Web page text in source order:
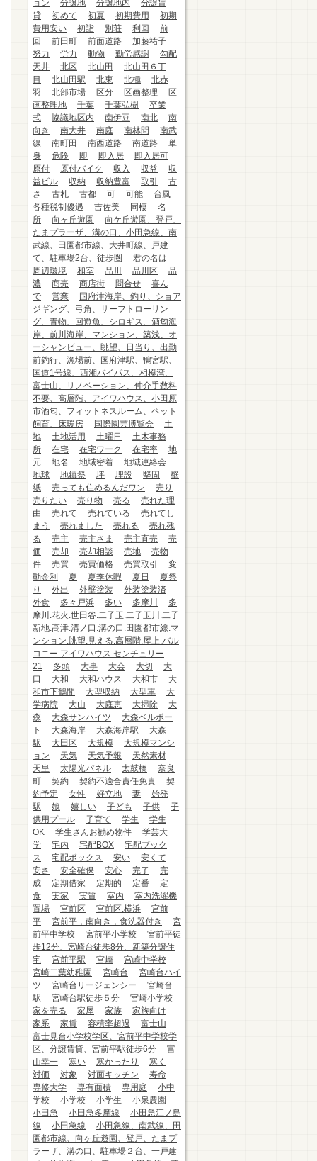
ョン
分譲地 分譲地内
分譲賃
貸
初めて 初夏 初期費用
初期
費用安い
初詣 別荘 利回
前
回
前田町 前面道路
加藤祐子
努力
労力 動物 勤労感謝
勾配
天井
北区 北山田
北山田６丁
目
北山田駅 北東 北極
北赤
羽
北部市場 区分 区画整理
区
画整理地
千葉 千葉弘樹
卒業
式
協議地区内 南伊豆 南北
南
向き
南大井 南庭 南林間
南武
線
南町田 南西道路 南道路
単
身
危険 即 即入居
即入居可
原付
原付バイク 収入 収益
収
益ビル
収納 収納豊富 取引
古
さ
古札 古都 可 可能
台風
各種税制優遇
吉佐美 同棲
名
所
向ヶ丘遊園
向ケ丘遊園、登戸、
たまプラーザ、溝の口、小田急線、南
武線、田園都市線、大井町線、戸建
て、駐車場2台、徒歩圏
君の名は
周辺環境
和室 品川 品川区
品
濃
商売 商店街 問合せ
喜ん
で
営業
国府津海岸、釣り、ショア
ジギング、弓角、サーフトローリン
グ、青物、回遊魚、シロギス、酒匂海
岸、前川海岸、マンション、築浅、オ
ーシャンビュー、眺望、日当り、出勤
前釣行、漁場前、国府津駅、鴨宮駅、
国道1号線、西湘バイパス、相模湾、
富士山、リノベーション、仲介手数料
不要、高層階、アイワハウス、小田原
市酒匂、フィットネスルーム、ペット
飼育、床暖房
国際園芸博覧会
土
地
土地活用 土曜日
土木事務
所
在宅 在宅ワーク 在宅率
地
元
地名 地域密着
地域連絡会
地球
地鎮祭 坪 埋設 堅固
壁
紙
売っても住めるんだワン
売り
売りたい
売り物 売る
売れた理
由
売れて 売れている
売れてし
まう
売れました 売れる
売れ残
る
売主 売主さま 売主直売
売
価
売却 売却相談 売地
売物
件
売買 売買価格 売買取引
変
動金利
夏 夏季休暇 夏日
夏祭
り
外出 外壁塗装
外装塗装済
外食
多々戸浜 多い 多摩川
多
摩川.花火.世田谷.二子玉.二子玉川.二子
新地.高津.溝ノ口.溝の口.田園都市線.マ
ンション.眺望.見える.高層階.屋上.バル
コニー.アイワハウス.センチュリー
21
多頭 大事 大会 大切
大
口
大和 大和ハウス 大和市
大
和市下鶴間
大型収納 大型車
大
学病院
大山 大庭恵 大掃除
大
森
大森サンハイツ
大森ベルポー
ト
大森海岸 大森海岸駅
大森
駅
大田区 大規模
大規模マンシ
ョン
天気 天気予報
天然素材
天皇
太陽光パネル 太鼓橋
奈良
町
契約 契約不適合責任免責
契
約予定
女性 好立地 妻
始発
駅
娘 嬉しい 子ども 子供
子
供用プール
子育て 学生
学生
OK
学生さんお勧め物件
学芸大
学
宅内 宅配BOX
宅配ブック
ス
宅配ボックス 安い
安くて
安さ
安全確保 安心 完了
完
成
定期借家 定期的 定番
定
食
実家 実質 室内
室内洗濯機
置場
宮前区 宮前区.横浜
宮前
平
宮前平，南向き，食洗器付き
宮
前平中学校
宮前平小学校
宮前平徒
歩12分、宮崎台徒歩8分、新築分譲住
宅
宮前平駅 宮崎
宮崎中学校
宮崎二葉幼稚園
宮崎台
宮崎台ハイ
ツ
宮崎台リージェンシー
宮崎台
駅
宮崎台駅徒歩５分
宮崎小学校
家を売る
家屋 家族
家族向け
家系
家賃 容積率超過
富士山
富士見台小学校学区、宮前平中学校学
区、分譲賃貸、宮前平駅徒歩6分
富
山幸一
寒い 寒かったり
寒く
対価
対象 対面キッチン
寿命
専修大学
専有面積 専用庭
小中
学校
小学校 小学生
小泉農園
小田急
小田急多摩線
小田急江ノ島
線
小田急線
小田急線、南武線、田
園都市線、向ヶ丘遊園、登戸、たまプ
ラーザ、溝の口、駐車場２台、一戸建